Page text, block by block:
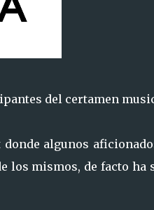
del certamen
algunos
los mismos, de facto ha